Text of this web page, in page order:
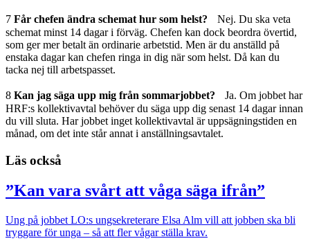
7 Får chefen ändra schemat hur som helst? Nej. Du ska veta
schemat minst 14 dagar i förväg. Chefen kan dock beordra övertid,
som ger mer betalt än ordinarie arbetstid. Men är du anställd på
enstaka dagar kan chefen ringa in dig när som helst. Då kan du
tacka nej till arbetspasset.
8 Kan jag säga upp mig från sommarjobbet?
Ja. Om jobbet har
HRF:s kollektivavtal behöver du säga upp dig senast 14 dagar innan
du vill sluta. Har jobbet inget kollektivavtal är uppsägningstiden en
månad, om det inte står annat i anställningsavtalet.
Läs också
”Kan vara svårt att våga säga ifrån”
Ung på jobbet LO:s ungsekreterare Elsa Alm vill att jobben ska bli
tryggare för unga – så att fler vågar ställa krav.